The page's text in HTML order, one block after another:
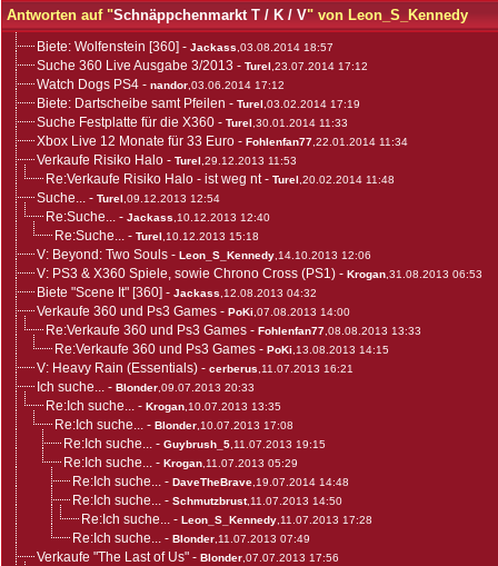
Antworten auf "Schnäppchenmarkt T / K / V" von Leon_S_Kennedy
Biete: Wolfenstein [360] - Jackass ,03.08.2014 18:57
Suche 360 Live Ausgabe 3/2013 - Turel ,23.07.2014 17:12
Watch Dogs PS4 - nandor ,03.06.2014 17:12
Biete: Dartscheibe samt Pfeilen - Turel ,03.02.2014 17:19
Suche Festplatte für die X360 - Turel ,30.01.2014 11:33
Xbox Live 12 Monate für 33 Euro - Fohlenfan77 ,22.01.2014 11:34
Verkaufe Risiko Halo - Turel ,29.12.2013 11:53
Re:Verkaufe Risiko Halo - ist weg nt- Turel ,20.02.2014 11:48
Suche... - Turel ,09.12.2013 12:54
Re:Suche... - Jackass ,10.12.2013 12:40
Re:Suche... - Turel ,10.12.2013 15:18
V: Beyond: Two Souls - Leon_S_Kennedy ,14.10.2013 12:06
V: PS3 & X360 Spiele, sowie Chrono Cross (PS1) - Krogan ,31.08.2013 06:53
Biete "Scene It" [360] - Jackass ,12.08.2013 04:32
Verkaufe 360 und Ps3 Games - PoKi ,07.08.2013 14:00
Re:Verkaufe 360 und Ps3 Games - Fohlenfan77 ,08.08.2013 13:33
Re:Verkaufe 360 und Ps3 Games - PoKi ,13.08.2013 14:15
V: Heavy Rain (Essentials) - cerberus ,11.07.2013 16:21
Ich suche... - Blonder ,09.07.2013 20:33
Re:Ich suche... - Krogan ,10.07.2013 13:35
Re:Ich suche... - Blonder ,10.07.2013 17:08
Re:Ich suche... - Guybrush_5 ,11.07.2013 19:15
Re:Ich suche... - Krogan ,11.07.2013 05:29
Re:Ich suche... - DaveTheBrave ,19.07.2014 14:48
Re:Ich suche... - Schmutzbrust,11.07.2013 14:50
Re:Ich suche... - Leon_S_Kennedy ,11.07.2013 17:28
Re:Ich suche... - Blonder ,11.07.2013 07:49
Verkaufe "The Last of Us" - Blonder ,07.07.2013 17:56